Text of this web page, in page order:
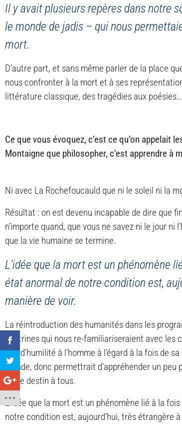
Il y avait plusieurs repères dans notre
le monde de jadis – qui nous
mort.
D’autre part, et sans même parler de la place
nous confronter à la mort et à ses
littérature classique, des tragédies aux poésies…
Ce que vous évoquez, c’est ce qu’on appelait
Montaigne que philosopher, c’est apprendre à
Ni avec La Rochefoucauld que ni le soleil ni la
Résultat : on est devenu incapable de dire que
n’importe quand, que vous ne savez ni le jour ni
que la vie humaine se termine.
L’idée que la mort est un phénomène
état anormal de notre condition est,
manière de voir.
La réintroduction des humanités dans les
doctrines qui nous re-familiariseraient avec
peu d’humilité à l’homme à l’égard à la fois de
monde, donc permettrait d’appréhender un
notre destin à tous.
L’idée que la mort est un phénomène lié à la
notre condition est, aujourd’hui, très étrangère